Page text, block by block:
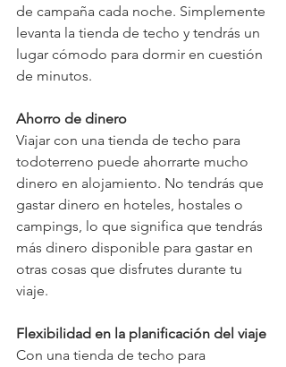
de campaña cada noche. Simplemente
levanta la tienda de techo y tendrás un
lugar cómodo para dormir en cuestión
de minutos.
Ahorro de dinero
Viajar con una tienda de techo para
todoterreno puede ahorrarte mucho
dinero en alojamiento. No tendrás que
gastar dinero en hoteles, hostales o
campings, lo que significa que tendrás
más dinero disponible para gastar en
otras cosas que disfrutes durante tu
viaje.
Flexibilidad en la planificación del viaje
Con una tienda de techo para